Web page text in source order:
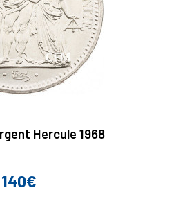
Hercule 1968
Prix
140€